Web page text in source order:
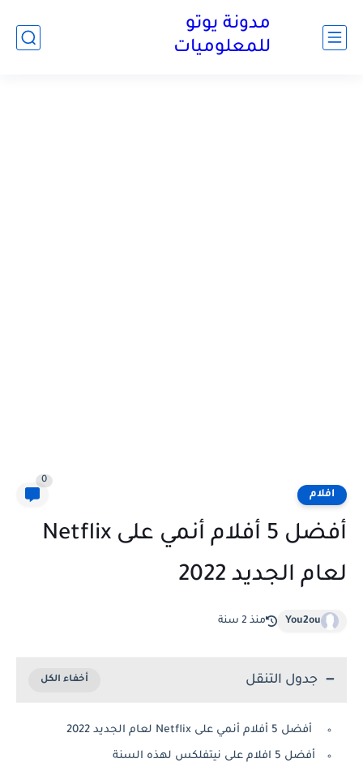
مدونة يوتو
للمعلوميات
افلام
0
أفضل 5 أفلام أنمي على Netflix
لعام الجديد 2022
You2ou منذ 2 سنة
جدول التنقل
أفضل 5 أفلام أنمي على Netflix لعام الجديد 2022
أفضل 5 افلام على نيتفلكس لهذه السنة